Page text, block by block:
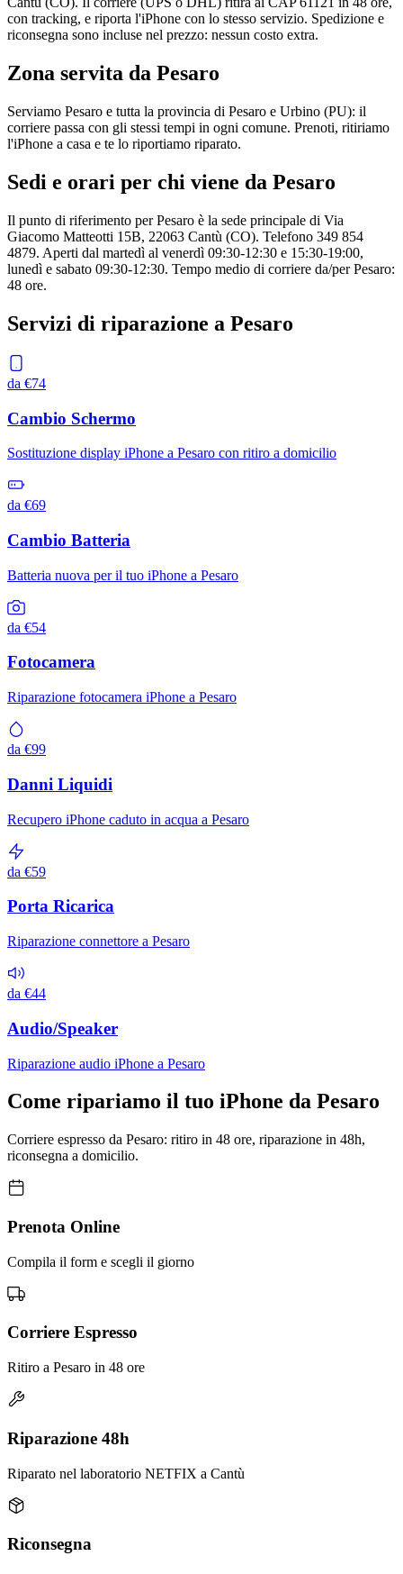
con tracking, e riporta l'iPhone con lo stesso servizio. Spedizione e
riconsegna sono incluse nel prezzo: nessun costo extra.
Zona servita da Pesaro
Serviamo Pesaro e tutta la provincia di Pesaro e Urbino (PU): il
corriere passa con gli stessi tempi in ogni comune. Prenoti, ritiriamo
l'iPhone a casa e te lo riportiamo riparato.
Sedi e orari per chi viene da Pesaro
Il punto di riferimento per Pesaro è la sede principale di Via
Giacomo Matteotti 15B, 22063 Cantù (CO). Telefono 349 854
4879. Aperti dal martedì al venerdì 09:30-12:30 e 15:30-19:00,
lunedì e sabato 09:30-12:30. Tempo medio di corriere da/per Pesaro:
48 ore.
Servizi di riparazione a Pesaro
da €74
Cambio Schermo
Sostituzione display iPhone a Pesaro con ritiro a domicilio
da €69
Cambio Batteria
Batteria nuova per il tuo iPhone a Pesaro
da €54
Fotocamera
Riparazione fotocamera iPhone a Pesaro
da €99
Danni Liquidi
Recupero iPhone caduto in acqua a Pesaro
da €59
Porta Ricarica
Riparazione connettore a Pesaro
da €44
Audio/Speaker
Riparazione audio iPhone a Pesaro
Come ripariamo il tuo iPhone da Pesaro
Corriere espresso da Pesaro: ritiro in 48 ore, riparazione in 48h,
riconsegna a domicilio.
Prenota Online
Compila il form e scegli il giorno
Corriere Espresso
Ritiro a Pesaro in 48 ore
Riparazione 48h
Riparato nel laboratorio NETFIX a Cantù
Riconsegna